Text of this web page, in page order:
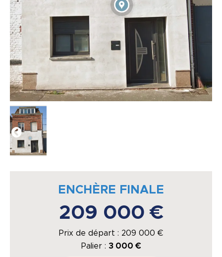
ENCHÈRE FINALE
209 000 €
Prix de départ : 209 000 €
Palier : 3 000 €